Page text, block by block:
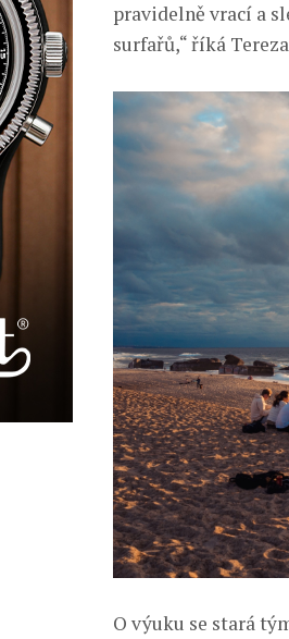
pravidelně vrací a
surfařů,“ říká
O výuku se stará